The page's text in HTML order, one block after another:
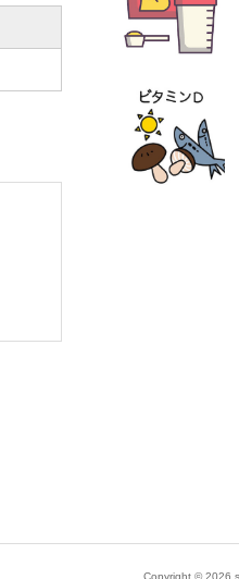
Copyright ©2026